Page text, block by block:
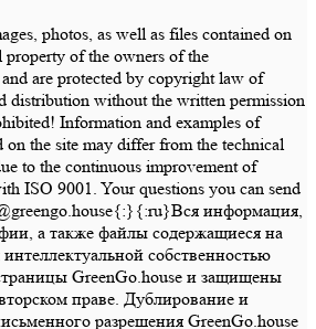
photos, as well as files contained on
property of the owners of the
are protected by copyright law of
distribution without the written permission
Information and examples of
on the site may differ from the technical
to the continuous improvement of
ISO 9001. Your questions you can send
информация,
а также файлы содержащиеся на
интеллектуальной собственностью
GreenGo.house и защищены
праве. Дублирование и
разрешения GreenGo.house